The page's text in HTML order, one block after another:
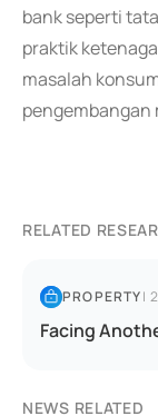
bank seperti
praktik
masalah
pengembangan
RELATED
PROPERTY|
Facing
NEWS RELATED